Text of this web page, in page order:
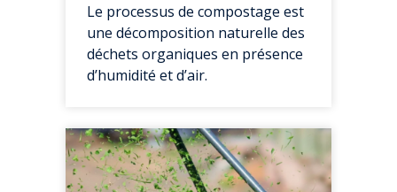
Le processus de compostage est
une décomposition naturelle des
déchets organiques en présence
d’humidité et d’air.